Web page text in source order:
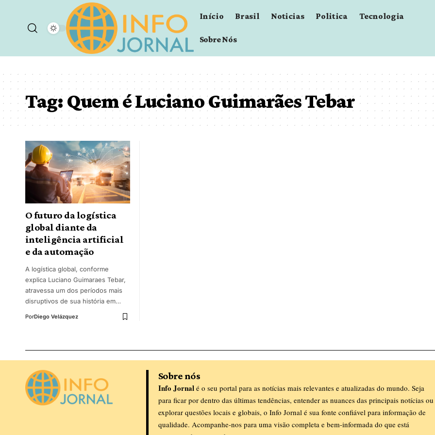
Início Brasil Noticias Politica Tecnologia
Sobre Nós
Tag: Quem é Luciano Guimarães Tebar
O futuro da logística
global diante da
inteligência artificial
e da automação
A logística global, conforme
explica Luciano Guimaraes Tebar,
atravessa um dos períodos mais
disruptivos de sua história em…
PorDiego Velázquez
Sobre nós
Info Jornalé o seu portal para as notícias mais relevantes e atualizadas do mundo. Seja
para ficar por dentro das últimas tendências, entender as nuances das principais notícias ou
explorar questões locais e globais, o Info Jornal é sua fonte confiável para informação de
qualidade. Acompanhe-nos para uma visão completa e bem-informada do que está